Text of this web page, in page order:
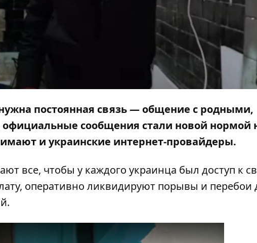
постоянная связь — общение с родными,
официальные сообщения стали новой
и украинские интернет-провайдеры.
все, чтобы у каждого украинца был доступ к
оперативно ликвидируют порывы и перебои